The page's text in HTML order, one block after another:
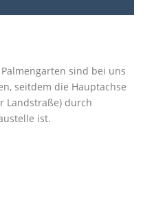
sind bei uns
seitdem die Hauptachse
Landstraße) durch
ist.